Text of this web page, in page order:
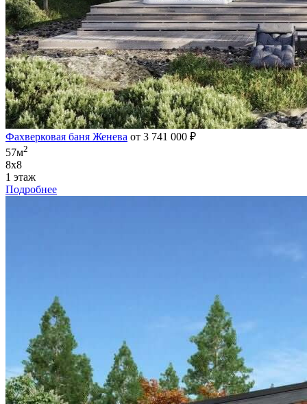
Фахверковая баня Женева от 3 741 000 ₽
57м2
8х8
1 этаж
Подробнее